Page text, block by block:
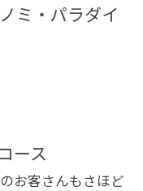
ミ・パラダイ
ース
お客さんもさほど